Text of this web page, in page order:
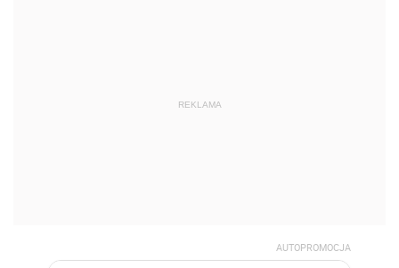
REKLAMA
AUTOPROMOCJA